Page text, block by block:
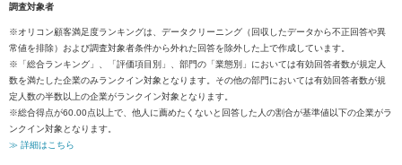
調査対象者
※オリコン顧客満足度ランキングは、データクリーニング（回収したデータから不正回答や異
常値を排除）および調査対象者条件から外れた回答を除外した上で作成しています。
※「総合ランキング」、「評価項目別」、部門の「業態別」においては有効回答者数が規定人
数を満たした企業のみランクイン対象となります。その他の部門においては有効回答者数が規
定人数の半数以上の企業がランクイン対象となります。
※総合得点が60.00点以上で、他人に薦めたくないと回答した人の割合が基準値以下の企業がラ
ンクイン対象となります。
≫ 詳細はこちら